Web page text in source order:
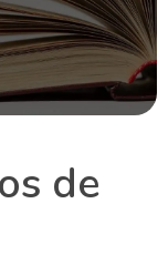
de